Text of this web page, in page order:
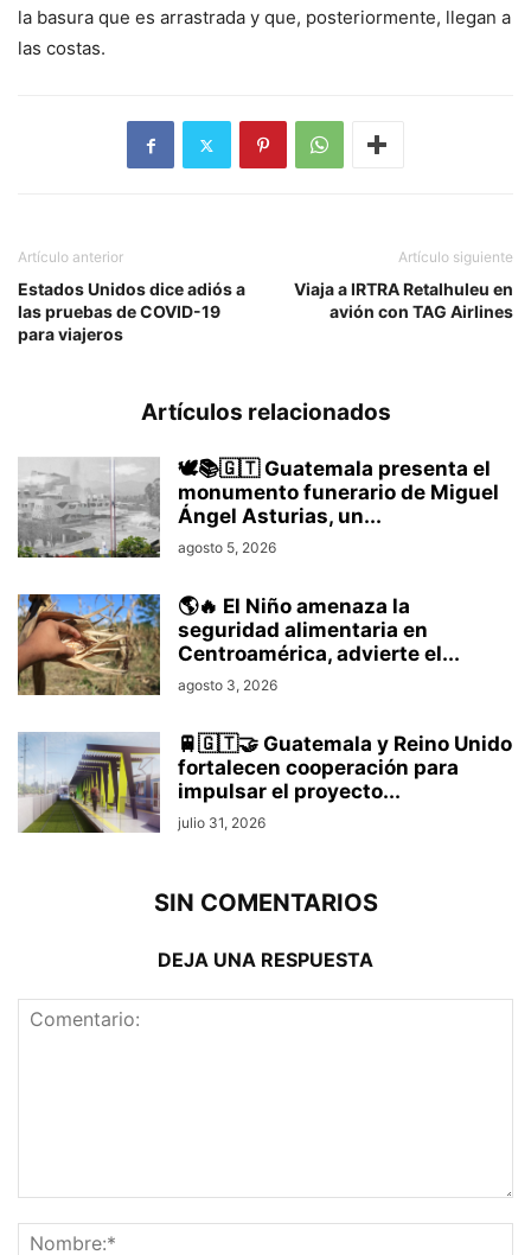
la basura que es arrastrada y que, posteriormente, llegan a
las costas.
Artículo anterior
Estados Unidos dice adiós a
las pruebas de COVID-19
para viajeros
Artículo siguiente
Viaja a IRTRA Retalhuleu en
avión con TAG Airlines
Artículos relacionados
🕊️📚🇬🇹 Guatemala presenta el
monumento funerario de Miguel
Ángel Asturias, un...
agosto 5, 2026
🌎🔥 El Niño amenaza la
seguridad alimentaria en
Centroamérica, advierte el...
agosto 3, 2026
🚆🇬🇹🤝 Guatemala y Reino Unido
fortalecen cooperación para
impulsar el proyecto...
julio 31, 2026
SIN COMENTARIOS
DEJA UNA RESPUESTA